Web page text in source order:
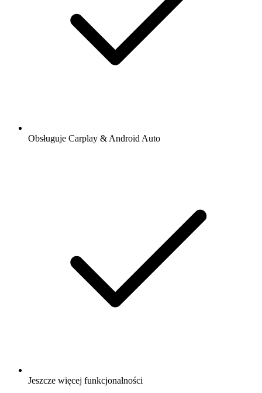
Obsługuje Carplay & Android Auto
Jeszcze więcej funkcjonalności